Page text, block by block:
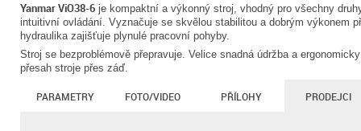
Yanmar ViO38-6 je kompaktní a výkonný stroj, vhodný pro všechny
intuitivní ovládání. Vyznačuje se skvělou stabilitou a dobrým výkonem
hydraulika zajišťuje plynulé pracovní pohyby.
Stroj se bezproblémově přepravuje. Velice snadná údržba a
přesah stroje přes záď.
PARAMETRY FOTO/VIDEO PŘÍLOHY PRODEJCI